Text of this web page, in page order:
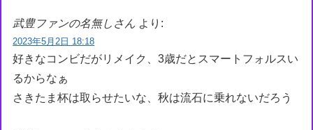
武豊ファンの名無しさん より:
2023年5月2日 18:18
好きなコンビだがリメイク、3歳だとスマートフォルスい
るからなぁ
さきたま杯は取らせたいな、秋は流石に乗れないだろう